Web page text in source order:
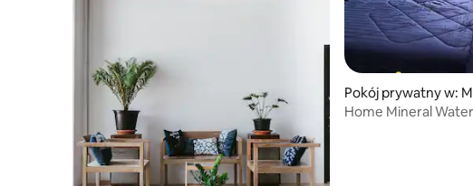
Pokój prywatny w:
Home Mineral